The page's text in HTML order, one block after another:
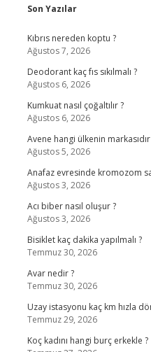
Sidebar
Son Yazılar
Kıbrıs nereden koptu ?
Ağustos 7, 2026
Deodorant kaç fıs sıkılmalı ?
Ağustos 6, 2026
Kumkuat nasıl çoğaltılır ?
Ağustos 6, 2026
Avene hangi ülkenin markasıdır
Ağustos 5, 2026
Anafaz evresinde kromozom
Ağustos 3, 2026
Acı biber nasıl oluşur ?
Ağustos 3, 2026
Bisiklet kaç dakika yapılmalı ?
Temmuz 30, 2026
Avar nedir ?
Temmuz 30, 2026
Uzay istasyonu kaç km hızla
Temmuz 29, 2026
Koç kadını hangi burç erkekle ?